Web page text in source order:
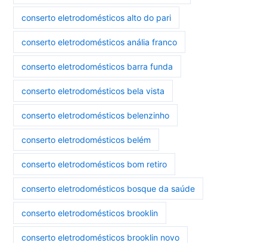
conserto eletrodomésticos alto do pari
conserto eletrodomésticos anália franco
conserto eletrodomésticos barra funda
conserto eletrodomésticos bela vista
conserto eletrodomésticos belenzinho
conserto eletrodomésticos belém
conserto eletrodomésticos bom retiro
conserto eletrodomésticos bosque da saúde
conserto eletrodomésticos brooklin
conserto eletrodomésticos brooklin novo